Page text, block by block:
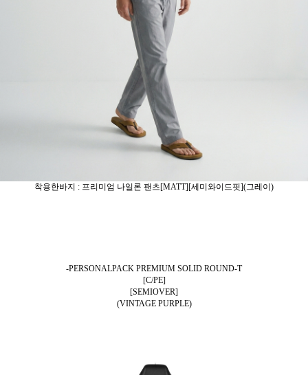
착용한바지 : 프리미엄 나일론 팬츠[MATT][세미와이드핏](그레이)
-PERSONALPACK PREMIUM SOLID ROUND-T
[C/PE]
[SEMIOVER]
(VINTAGE PURPLE)